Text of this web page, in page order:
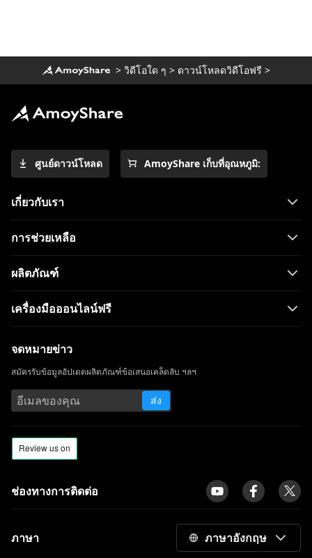
ไซต์การ์ตูนที่ดีที่สุดในการดูการ์ตูนในรูปแบบ
1080p [2023]
ซีรีส์ทีวี
ปี 2023
ทางเลือก 10 อันดับแรกของ KissCartoon: [ใช้
[2023]
แนวทางแก้ไขความล้มเหลวในการเล่น Hulu
10 เว็บไซต์เหมือน WorldStarHipHop ที่คุณ
ไม่อยากพลาด
Skillshare vs.Udemy: อันไหนที่เหมาะกับ
คุณ?
ทางเลือก VIPBox: 14 เว็บไซต์ที่ดีที่สุดในการ
10 แอพเหมือน Snapchat | แอพส่งข้อความ
และตัวกรองใบหน้าที่ดีที่สุด
> วิดีโอใด ๆ > ดาวน์โหลดวิดีโอฟรี >
ศูนย์ดาวน์โหลด AmoyShare เก็บที่อุณหภูมิ:
เกี่ยวกับเรา
การช่วยเหลือ
ผลิตภัณฑ์
เครื่องมือออนไลน์ฟรี
จดหมายข่าว
สมัครรับข้อมูลอัปเดตผลิตภัณฑ์ข้อเสนอเคล็ดลับ ฯลฯ
ส่ง
ช่องทางการติดต่อ
ภาษา ภาษาอังกฤษ